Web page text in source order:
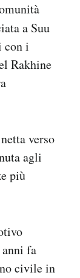
a Suu
con i
Rakhine
verso
agli
più
fa
civile in